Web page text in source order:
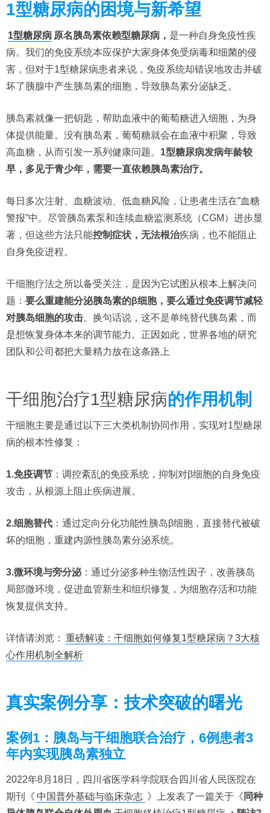
1型糖尿病的困境与新希望
1型糖尿病 原名胰岛素依赖型糖尿病， 是一种自身免疫性疾
病。我们的免疫系统本应保护大家身体免受病毒和细菌的侵
害，但对于1型糖尿病患者来说，免疫系统却错误地攻击并破
坏了胰腺中产生胰岛素的细胞，导致胰岛素分泌缺乏。
胰岛素就像一把钥匙，帮助血液中的葡萄糖进入细胞，为身
体提供能量。没有胰岛素，葡萄糖就会在血液中积聚，导致
高血糖，从而引发一系列健康问题。 1型糖尿病发病年龄较
早，多见于青少年，需要一直依赖胰岛素治疗。
每日多次注射、血糖波动、低血糖风险，让患者生活在”血糖
警报”中。尽管胰岛素泵和连续血糖监测系统（CGM）进步显
著，但这些方法只能控制症状，无法根治疾病，也不能阻止
自身免疫进程。
干细胞疗法之所以备受关注，是因为它试图从根本上解决问
题： 要么重建能分泌胰岛素的β细胞，要么通过免疫调节减轻
对胰岛细胞的攻击。换句话说，这不是单纯替代胰岛素，而
是想恢复身体本来的调节能力。正因如此，世界各地的研究
团队和公司都把大量精力放在这条路上
干细胞治疗1型糖尿病的作用机制
干细胞主要是通过以下三大类机制协同作用，实现对1型糖尿
病的根本性修复：
1.免疫调节 ：调控紊乱的免疫系统，抑制对β细胞的自身免疫
攻击，从根源上阻止疾病进展。
2.细胞替代 ：通过定向分化功能性胰岛β细胞，直接替代被破
坏的细胞，重建内源性胰岛素分泌系统。
3.微环境与旁分泌：通过分泌多种生物活性因子，改善胰岛
局部微环境，促进血管新生和组织修复，为细胞存活和功能
恢复提供支持。
详情请浏览： 重磅解读：干细胞如何修复1型糖尿病？3大核
心作用机制全解析
真实案例分享：技术突破的曙光
案例1：胰岛与干细胞联合治疗，6例患者3
年内实现胰岛素独立
2022年8月18日，四川省医学科学院联合四川省人民医院在
期刊《 中国普外基础与临床杂志 》上发表了一篇关于《 同种